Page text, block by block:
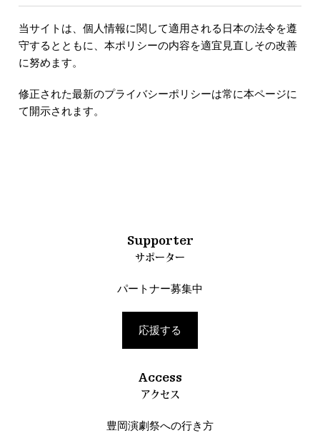
当サイトは、個人情報に関して適用される日本の法令を遵
守するとともに、本ポリシーの内容を適宜見直しその改善
に努めます。
修正された最新のプライバシーポリシーは常に本ページに
て開示されます。
Supporter
サポーター
パートナー募集中
応援する
Access
アクセス
豊岡演劇祭への行き方